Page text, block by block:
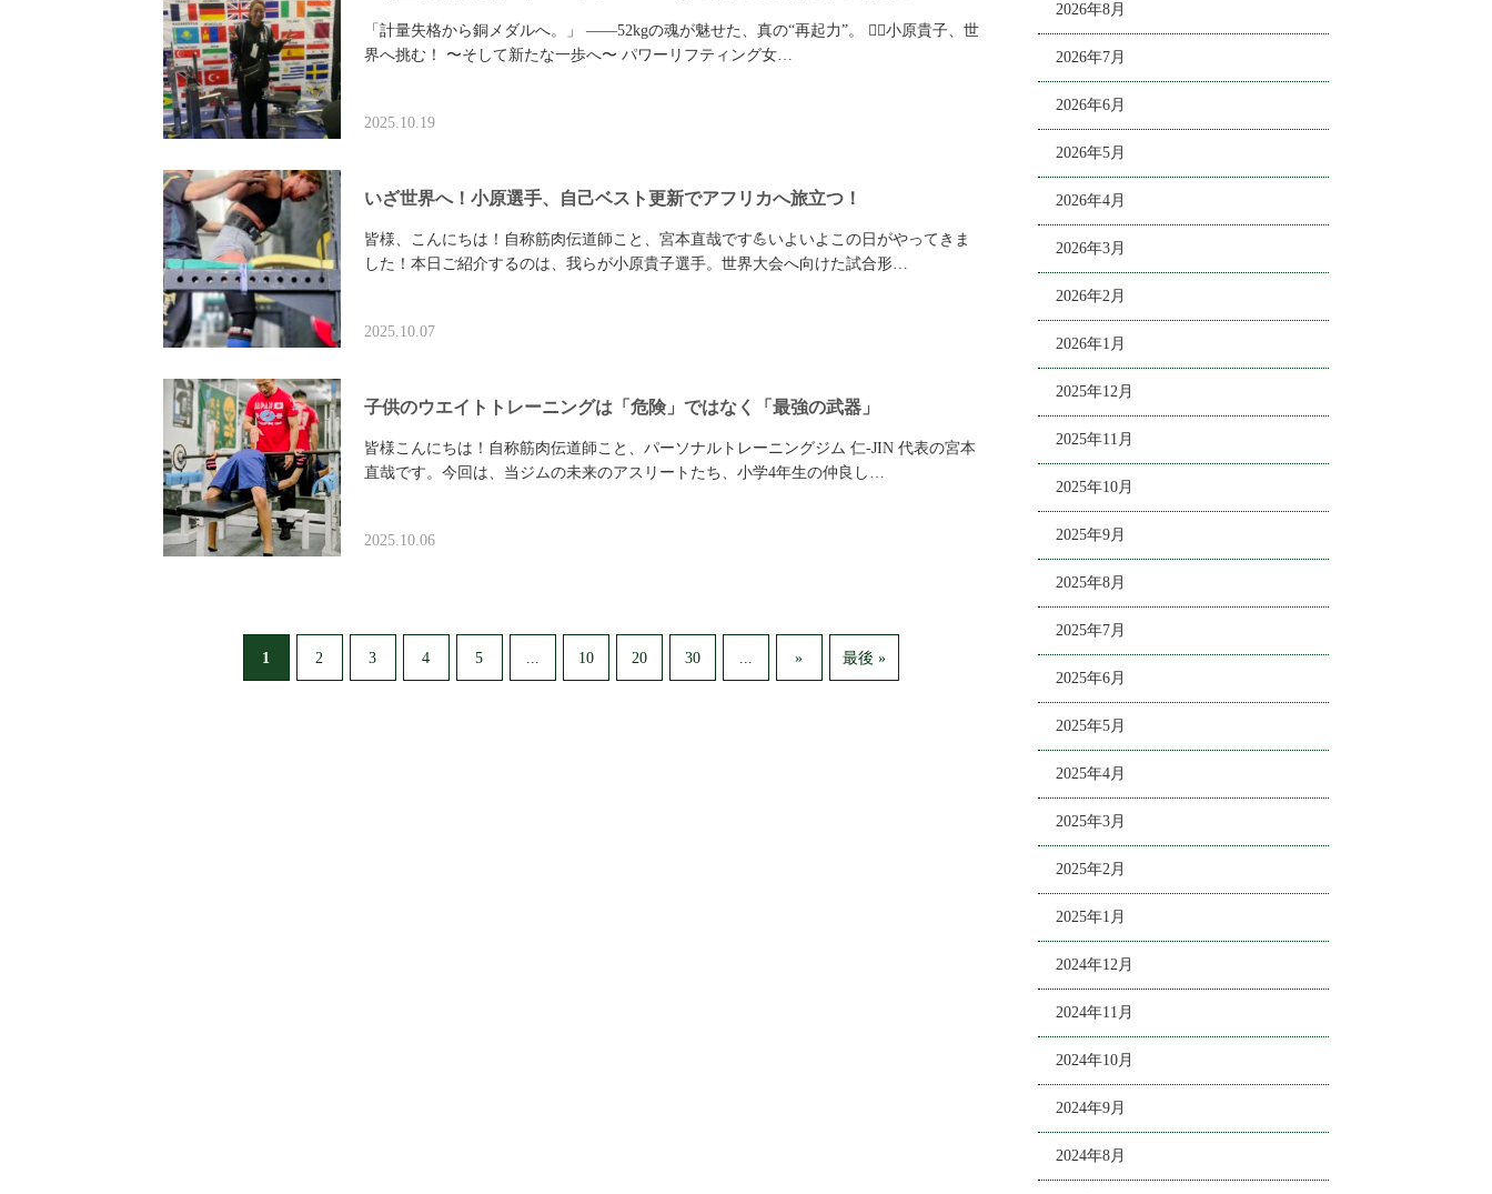
「計量失格から銅メダルへ。」 ――52kgの魂が魅せた、真の“再起力”。 🏋️‍♀️小原貴子、世
界へ挑む！ 〜そして新たな一歩へ〜 パワーリフティング女…
2025.10.19
いざ世界へ！小原選手、自己ベスト更新でアフリカへ旅立つ！
​皆様、こんにちは！自称筋肉伝道師こと、宮本直哉です💪 ​いよいよこの日がやってきま
した！本日ご紹介するのは、我らが小原貴子選手。世界大会へ向けた試合形…
2025.10.07
子供のウエイトトレーニングは「危険」ではなく「最強の武器」
皆様こんにちは！自称筋肉伝道師こと、パーソナルトレーニングジム 仁-JIN 代表の宮本
直哉です。 ​今回は、当ジムの未来のアスリートたち、小学4年生の仲良し…
2025.10.06
1 2 3 4 5 ... 10 20 30 ... » 最後 »
2026年8月
2026年7月
2026年6月
2026年5月
2026年4月
2026年3月
2026年2月
2026年1月
2025年12月
2025年11月
2025年10月
2025年9月
2025年8月
2025年7月
2025年6月
2025年5月
2025年4月
2025年3月
2025年2月
2025年1月
2024年12月
2024年11月
2024年10月
2024年9月
2024年8月